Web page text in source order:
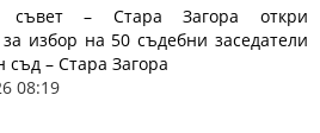
съвет – Стара Загора откри
избор на 50 съдебни заседатели
– Стара Загора
08:19